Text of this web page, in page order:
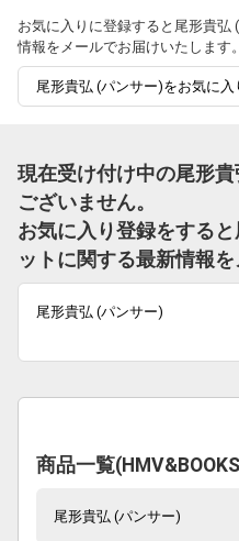
お気に入りに登録すると尾形貴
情報をメールでお届けいたします。
尾形貴弘 (パンサー)をお気に入
現在受け付け中の尾形
ございません。
お気に入り登録をする
ットに関する最新情報
尾形貴弘 (パンサー)
商品一覧
尾形貴弘 (パンサー)